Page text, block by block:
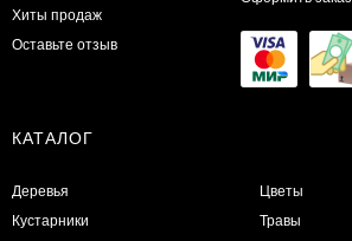
Хиты продаж
Оставьте отзыв
КАТАЛОГ
Деревья
Кустарники
Цветы
Травы